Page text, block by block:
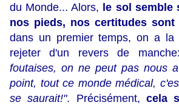
du Monde... Alors, le sol semble
nos pieds, nos certitudes sont
dans un premier temps, on a la
rejeter d'un revers de
foutaises, on ne peut pas nous
point, tout ce monde médical,
se saurait!". Précisément, cela